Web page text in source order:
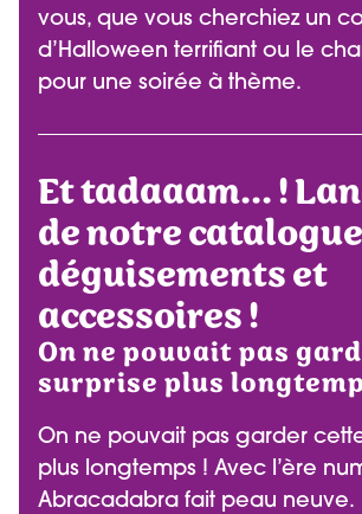
vous, que vous cherchiez un
d’Halloween terrifiant ou le
pour une soirée à thème.
Et tadaaam... !
de notre
déguisements et
accessoires !
On ne pouvait pas
surprise plus
On ne pouvait pas garder
plus longtemps ! Avec l’ère
Abracadabra fait peau neuve.